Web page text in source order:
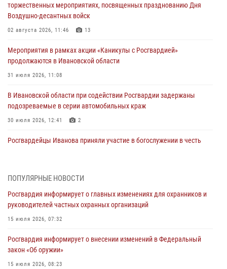
торжественных мероприятиях, посвященных празднованию Дня
Воздушно-десантных войск
02 августа 2026, 11:46 13
Мероприятия в рамках акции «Каникулы с Росгвардией»
продолжаются в Ивановской области
31 июля 2026, 11:08
В Ивановской области при содействии Росгвардии задержаны
подозреваемые в серии автомобильных краж
30 июля 2026, 12:41 2
Росгвардейцы Иванова приняли участие в богослужении в честь
Росгвардии для ивановской молодежи
27 июля 2026, 14:10
занятие с вопитанниками детского лагеря
27 июля 2026, 12:56
ПОПУЛЯРНЫЕ НОВОСТИ
Росгвардия информирует о главных изменениях для охранников и
руководителей частных охранных организаций
15 июля 2026, 07:32
Росгвардия информирует о внесении изменений в Федеральный
закон «Об оружии»
15 июля 2026, 08:23